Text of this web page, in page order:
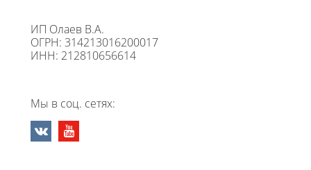
ИП Олаев В.А.
ОГРН: 314213016200017
ИНН: 212810656614
Мы в соц. сетях: